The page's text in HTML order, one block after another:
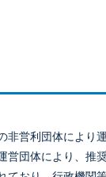
営利団体により
団体により、推